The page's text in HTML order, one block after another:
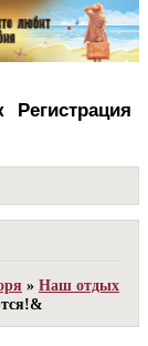
Регистрация
»Наш отдых